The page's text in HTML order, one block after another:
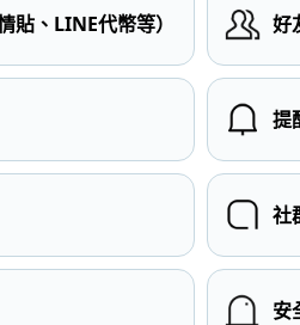
貼、LINE代幣等） 好
提
社
安